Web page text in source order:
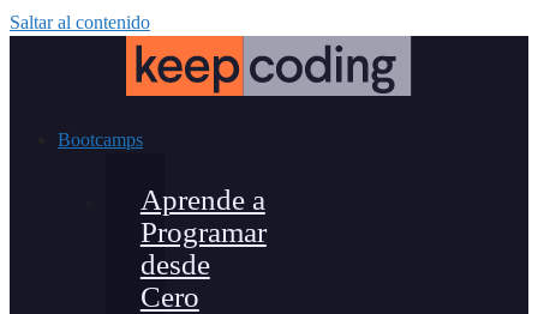
Saltar al contenido
Bootcamps
Aprende a
Programar
desde
Cero